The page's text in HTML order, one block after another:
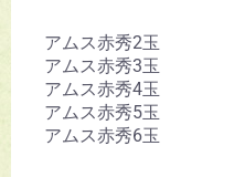
アムス赤秀2玉
アムス赤秀3玉
アムス赤秀4玉
アムス赤秀5玉
アムス赤秀6玉